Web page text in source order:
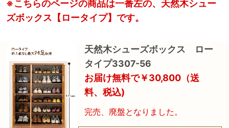
※こちらのページの商品は一番左の、天然木シュー
ズボックス【ロータイプ】です。
天然木シューズボックス ロー
タイプ3307-56
お届け無料で￥30,800（送
料、税込)
完売、廃盤となりました。